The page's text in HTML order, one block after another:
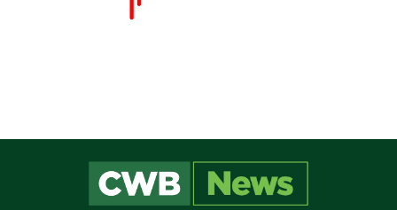
Este site utiliza cookies para melhorar sua
experiência e fornecer serviços personalizados. Ao